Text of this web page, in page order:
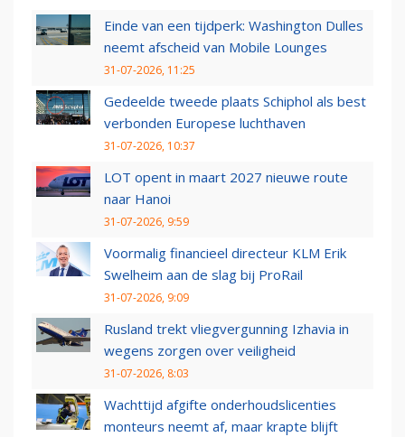
Einde van een tijdperk: Washington Dulles
neemt afscheid van Mobile Lounges
31-07-2026, 11:25
Gedeelde tweede plaats Schiphol als best
verbonden Europese luchthaven
31-07-2026, 10:37
LOT opent in maart 2027 nieuwe route
naar Hanoi
31-07-2026, 9:59
Voormalig financieel directeur KLM Erik
Swelheim aan de slag bij ProRail
31-07-2026, 9:09
Rusland trekt vliegvergunning Izhavia in
wegens zorgen over veiligheid
31-07-2026, 8:03
Wachttijd afgifte onderhoudslicenties
monteurs neemt af, maar krapte blijft